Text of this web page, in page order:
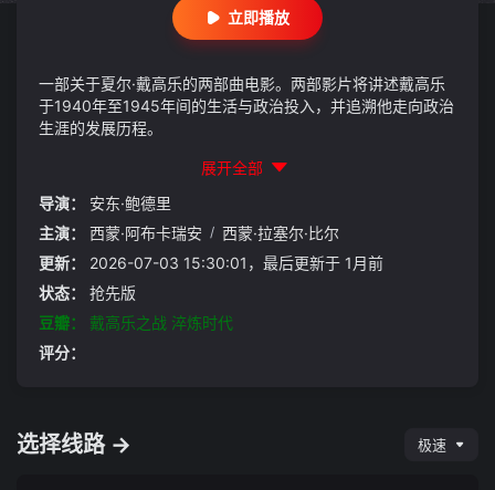
立即播放
一部关于夏尔·戴高乐的两部曲电影。两部影片将讲述戴高乐
于1940年至1945年间的生活与政治投入，并追溯他走向政治
生涯的发展历程。
展开全部
导演：
安东·鲍德里
主演：
西蒙·阿布卡瑞安 / 西蒙·拉塞尔·比尔
更新：
2026-07-03 15:30:01，最后更新于 1月前
状态：
抢先版
豆瓣：
戴高乐之战 淬炼时代
评分：
选择线路 → 极速